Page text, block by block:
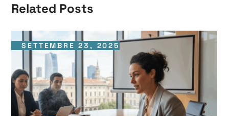
Related Posts
SETTEMBRE 23, 2025